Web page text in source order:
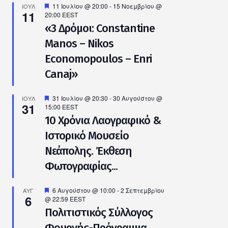
ΙΟΎΛ
11
Προτεινόμενο
11 Ιουλίου @ 20:00 - 15 Νοεμβρίου @
20:00 EEST
«3 Δρόμοι: Constantine
Manos – Nikos
Economopoulos – Enri
Canaj»
ΙΟΎΛ
31
Προτεινόμενο
31 Ιουλίου @ 20:30 -30 Αυγούστου @
15:00 EEST
10 Χρόνια Λαογραφικό &
Ιστορικό Μουσείο
Νεάπολης. Έκθεση
Φωτογραφίας...
ΑΥΓ
6
Προτεινόμενο
6 Αυγούστου @ 10:00 -2 Σεπτεμβρίου
@ 22:59 EEST
Πολιτιστικός Σύλλογος